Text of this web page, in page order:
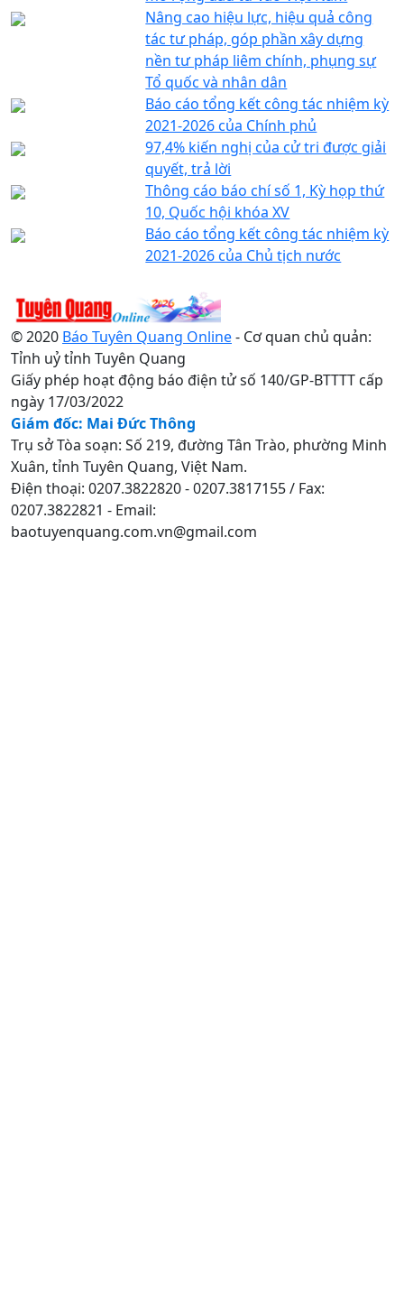
Nâng cao hiệu lực, hiệu quả công
tác tư pháp, góp phần xây dựng
nền tư pháp liêm chính, phụng sự
Tổ quốc và nhân dân
Báo cáo tổng kết công tác nhiệm kỳ
2021-2026 của Chính phủ
97,4% kiến nghị của cử tri được giải
quyết, trả lời
Thông cáo báo chí số 1, Kỳ họp thứ
10, Quốc hội khóa XV
Báo cáo tổng kết công tác nhiệm kỳ
2021-2026 của Chủ tịch nước
© 2020 Báo Tuyên Quang Online- Cơ quan chủ quản:
Tỉnh uỷ tỉnh Tuyên Quang
Giấy phép hoạt động báo điện tử số 140/GP-BTTTT cấp
ngày 17/03/2022
Giám đốc: Mai Đức Thông
Trụ sở Tòa soạn: Số 219, đường Tân Trào, phường Minh
Xuân, tỉnh Tuyên Quang, Việt Nam.
Điện thoại: 0207.3822820 - 0207.3817155 / Fax:
0207.3822821 - Email:
baotuyenquang.com.vn@gmail.com